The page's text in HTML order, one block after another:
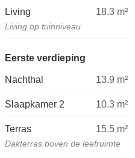
Living 18.3 m²
Living op tuinniveau
Eerste verdieping
Nachthal 13.9 m²
Slaapkamer 2 10.3 m²
Terras 15.5 m²
Dakterras boven de leefruimte